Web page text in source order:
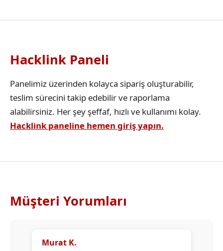
Hacklink Paneli
Panelimiz üzerinden kolayca sipariş oluşturabilir,
teslim sürecini takip edebilir ve raporlama
alabilirsiniz. Her şey şeffaf, hızlı ve kullanımı kolay.
Hacklink paneline hemen giriş yapın.
Müşteri Yorumları
Murat K.